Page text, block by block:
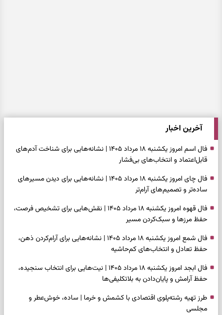
آخرین اخبار
فال اسم امروز یکشنبه ۱۸ مرداد ۱۴۰۵ | نشانه‌هایی برای شناخت آدم‌های
قابل‌اعتماد و انتخاب‌های بی‌فشار
فال چای امروز یکشنبه ۱۸ مرداد ۱۴۰۵ | نشانه‌هایی برای دیدن مسیرهای
ساده‌تر و تصمیم‌های آرام‌تر
فال قهوه امروز یکشنبه ۱۸ مرداد ۱۴۰۵ | نقش‌هایی برای تشخیص فرصت،
حفظ مرزها و سبک‌کردن مسیر
فال شمع امروز یکشنبه ۱۸ مرداد ۱۴۰۵ | نشانه‌هایی برای آرام‌کردن ذهن،
حفظ تعادل و انتخاب‌های کم‌حاشیه
فال ابجد امروز یکشنبه ۱۸ مرداد ۱۴۰۵ | نیت‌هایی برای انتخاب سنجیده،
حفظ آرامش و پایان‌دادن به بلاتکلیفی‌ها
طرز تهیه رشته‌پلوی اقتصادی با کشمش و خرما | ساده، خوش‌عطر و
مجلسی